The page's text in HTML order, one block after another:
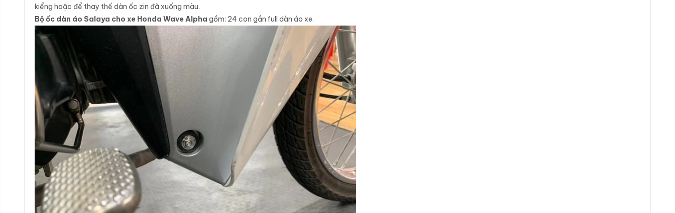
kiểng hoặc để thay thế dàn ốc zin đã xuống màu.
Bộ ốc dàn áo Salaya cho xe Honda Wave Alpha gồm: 24 con gắn full dàn áo xe.